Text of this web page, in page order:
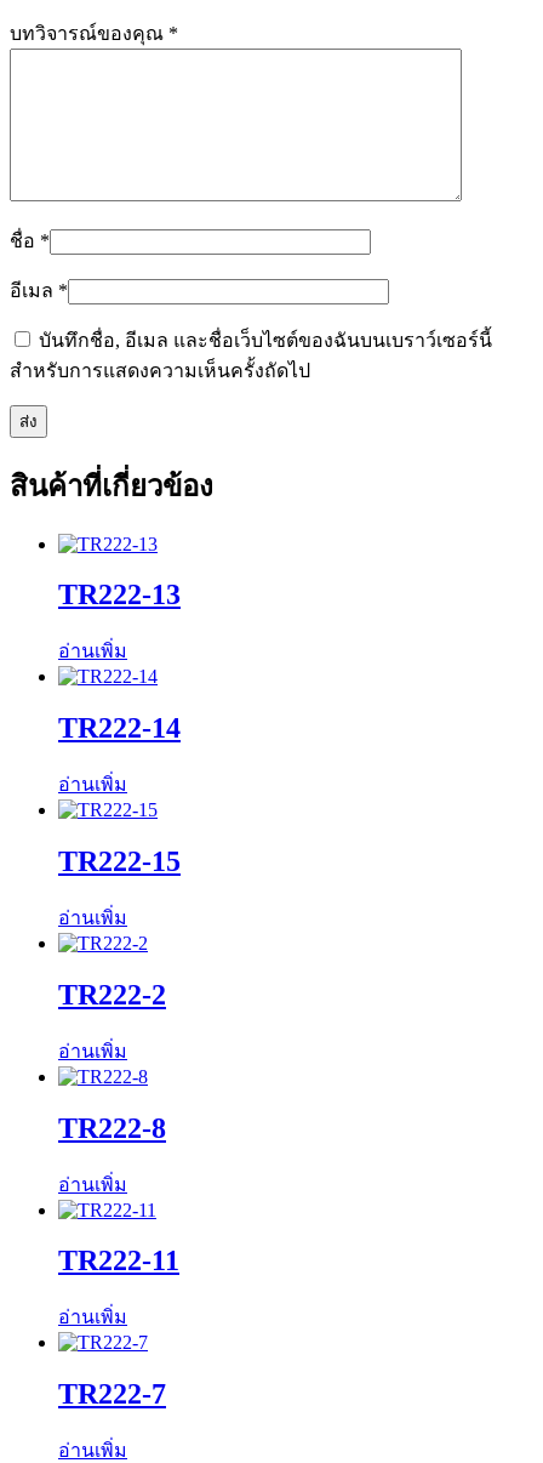
บทวิจารณ์ของคุณ *
ชื่อ *
อีเมล *
บันทึกชื่อ, อีเมล และชื่อเว็บไซต์ของฉันบนเบราว์เซอร์นี้
สำหรับการแสดงความเห็นครั้งถัดไป
สินค้าที่เกี่ยวข้อง
TR222-13
อ่านเพิ่ม
TR222-14
อ่านเพิ่ม
TR222-15
อ่านเพิ่ม
TR222-2
อ่านเพิ่ม
TR222-8
อ่านเพิ่ม
TR222-11
อ่านเพิ่ม
TR222-7
อ่านเพิ่ม